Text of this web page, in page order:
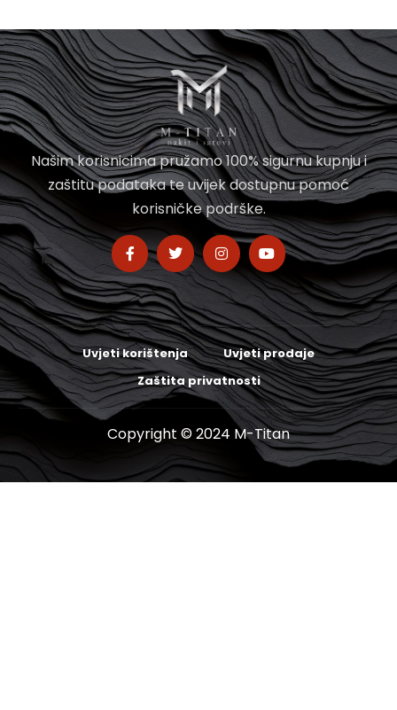
Našim korisnicima pružamo 100% sigurnu kupnju i
zaštitu podataka te uvijek dostupnu pomoć
korisničke podrške.
Uvjeti korištenja
Uvjeti prodaje
Zaštita privatnosti
Copyright © 2024 M-Titan